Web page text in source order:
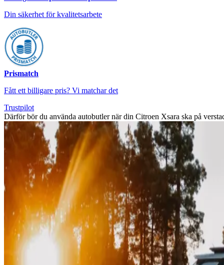
Din säkerhet för kvalitetsarbete
Prismatch
Fått ett billigare pris? Vi matchar det
Trustpilot
Därför bör du använda autobutler när din Citroen Xsara ska på